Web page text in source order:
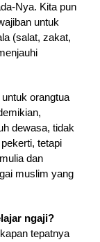
Nya. Kita pun
untuk
(salat, zakat,
orangtua
dewasa, tidak
tetapi
dan
muslim yang
ngaji?
tepatnya